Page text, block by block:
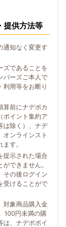
提供方法等
通知なく変更す
ズであることを
バーズご本人で
利用等をお断り
算前にナデポカ
ポイント集約ア
は除く）、ナデ
オンラインスト
す。
提示された場合
できません。
その後ログイン
受けることがで
対象商品購入金
100円未満の購
は、ナデポポイ